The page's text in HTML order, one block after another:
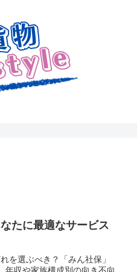
たに最適なサービス
を選ぶべき？「みん社保」